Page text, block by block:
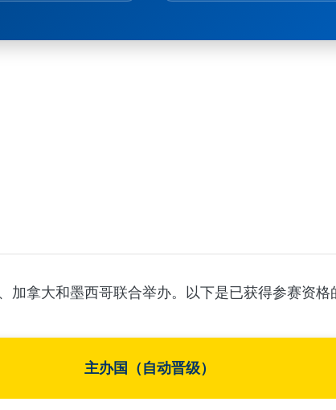
加拿大和墨西哥联合举办。以下是已获得参赛资格
主办国（自动晋级）